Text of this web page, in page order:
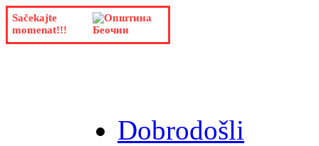
Sačekajte
momenat!!!
Dobrodošli